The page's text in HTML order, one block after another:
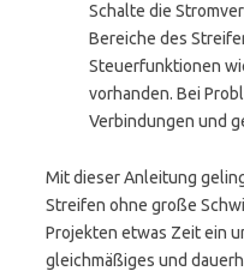
Schalte die
Bereiche des
Steuerfunktionen
vorhanden. Bei
Verbindungen und
Mit dieser Anleitung
Streifen ohne große
Projekten etwas Zeit ein
gleichmäßiges und